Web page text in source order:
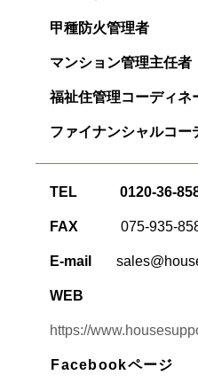
甲種防火管理者
マンション管理主任者
福祉住管理コーディネ
ファイナンシャルコー
TEL 0120-36-
FAX 075-935-
E-mail
WEB
https://
Facebookページ